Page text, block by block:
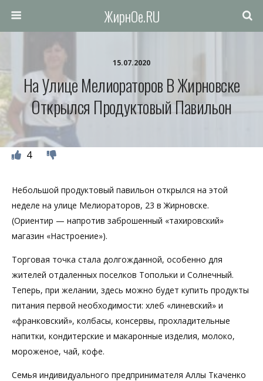
ЖирнОе.RU
15.07.2020
На Улице Мелиораторов В Жирновске
Открылся Продуктовый Павильон
4
Небольшой продуктовый павильон открылся на этой
неделе на улице Мелиораторов, 23 в Жирновске.
(Ориентир — напротив заброшенный «тахировский»
магазин «Настроение»).
Торговая точка стала долгожданной, особенно для
жителей отдаленных поселков Топольки и Солнечный.
Теперь, при желании, здесь можно будет купить продукты
питания первой необходимости: хлеб «линевский» и
«франковский», колбасы, консервы, прохладительные
напитки, кондитерские и макаронные изделия, молоко,
мороженое, чай, кофе.
Семья индивидуального предпринимателя Аллы Ткаченко